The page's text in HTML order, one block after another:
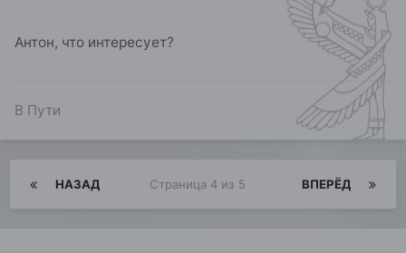
Антон, что интересует?
В Пути
НАЗАД ВПЕРЁД
Страница 4 из 5